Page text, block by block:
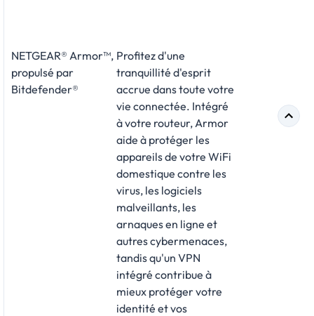
NETGEAR® Armor™,
propulsé par
Bitdefender®
Profitez d'une
tranquillité d'esprit
accrue dans toute votre
vie connectée. Intégré
à votre routeur, Armor
aide à protéger les
appareils de votre WiFi
domestique contre les
virus, les logiciels
malveillants, les
arnaques en ligne et
autres cybermenaces,
tandis qu'un VPN
intégré contribue à
mieux protéger votre
identité et vos